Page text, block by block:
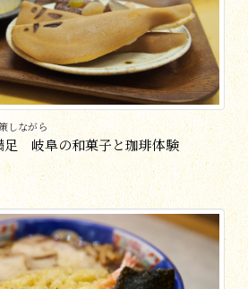
しながら
足 岐阜の和菓子と珈琲体験